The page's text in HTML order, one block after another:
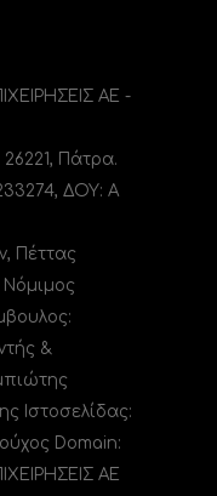
ΑΕ -
Πάτρα.
ΔΟΥ: A
Πέττας
&
Ιστοσελίδας:
Domain:
ΑΕ